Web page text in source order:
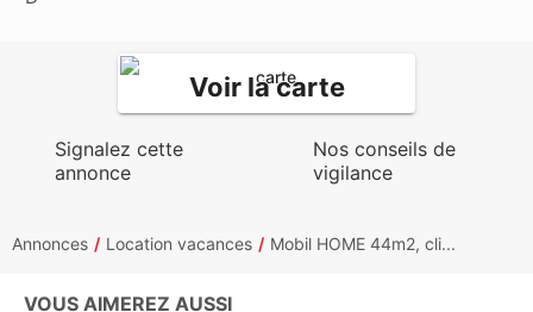
Voir la carte
Signalez cette
annonce
Nos conseils de
vigilance
Annonces Location vacances Mobil HOME 44m2, cli...
VOUS AIMEREZ AUSSI